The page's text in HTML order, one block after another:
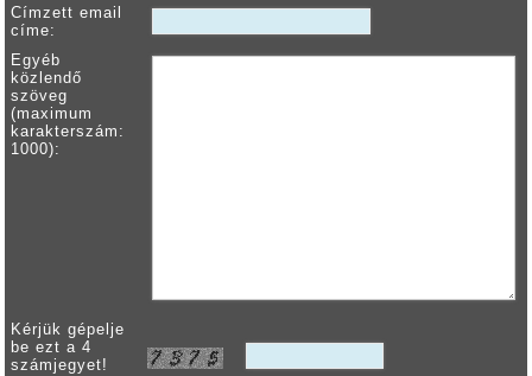
Címzett email
címe:
Egyéb
közlendő
szöveg
(maximum
karakterszám:
1000):
Kérjük gépelje
be ezt a 4
számjegyet!